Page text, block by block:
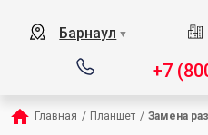
Барнаул ▼
+7
Главная / Планшет / Замена